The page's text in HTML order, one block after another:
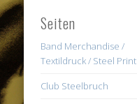
Seiten
Band Merchandise /
Textildruck / Steel Print
Club Steelbruch